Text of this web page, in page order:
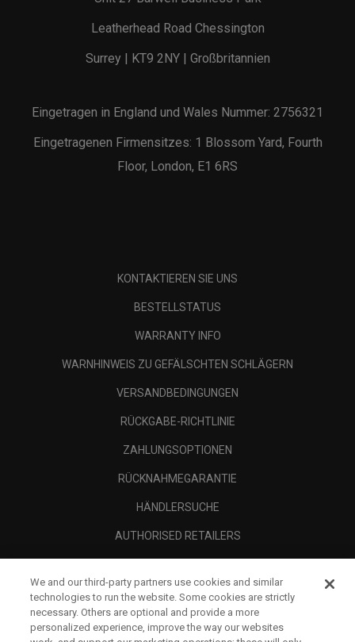
Leatherhead Road Chessington
Surrey | KT9 2NY | Großbritannien
Eingetragen in England und Wales Nummer: 2756321
Eingetragenen Firmensitzes: 1 Blossom Yard, Fourth
Floor, London, E1 6RS
KONTAKTIEREN SIE UNS
BESTELLSTATUS
WARRANTY INFO
WARNHINWEIS ZU GEFÄLSCHTEN SCHLÄGERN
VERSANDBEDINGUNGEN
RÜCKGABE-RICHTLINIE
ZAHLUNGSOPTIONEN
RÜCKNAHMEGARANTIE
HÄNDLERSUCHE
AUTHORISED RETAILERS
UNTERNEHMENSPROFIL
RECHTLICHES-
We and our third-party partners use cookies and similar
technologies to run the website. Some cookies are strictly
necessary. Others are optional and provide a more
personalized experience, improve the way our websites